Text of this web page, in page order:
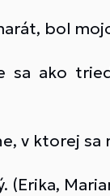
bol
sa ako
v ktorej
(Erika,